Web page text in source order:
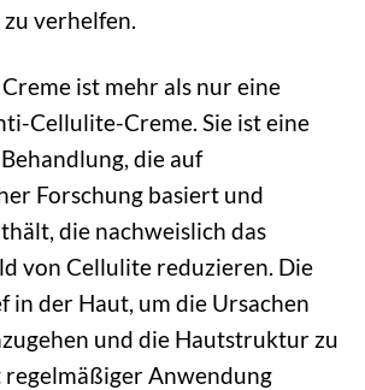
verhelfen.
ist mehr als nur eine
Cellulite-Creme. Sie ist eine
die auf
Forschung basiert und
die nachweislich das
von Cellulite reduzieren. Die
in der Haut, um die Ursachen
und die Hautstruktur zu
Anwendung